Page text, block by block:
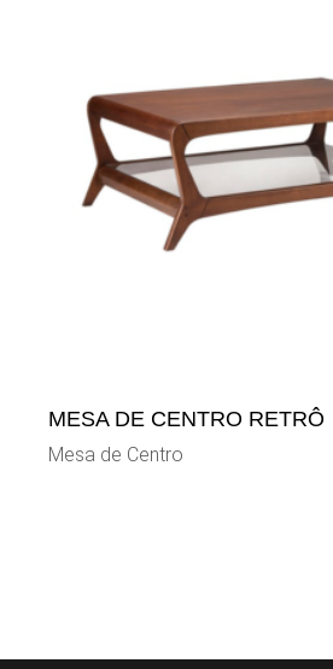
MESA DE CENTRO RETRÔ
Mesa de Centro